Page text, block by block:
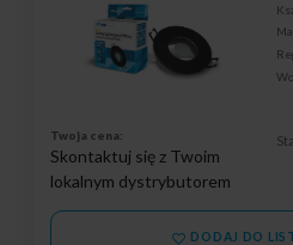
Twoja cena:
Skontaktuj się z Twoim
lokalnym dystrybutorem
DODAJ DO